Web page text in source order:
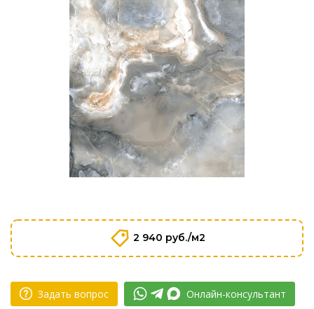
2 940 руб./м2
Задать вопрос Онлайн-консультант